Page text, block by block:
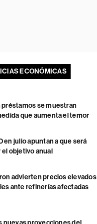
ECONÓMICAS
se muestran
que aumenta el temor
en julio apuntan a que será
el objetivo anual
advierten precios elevados
ante refinerías afectadas